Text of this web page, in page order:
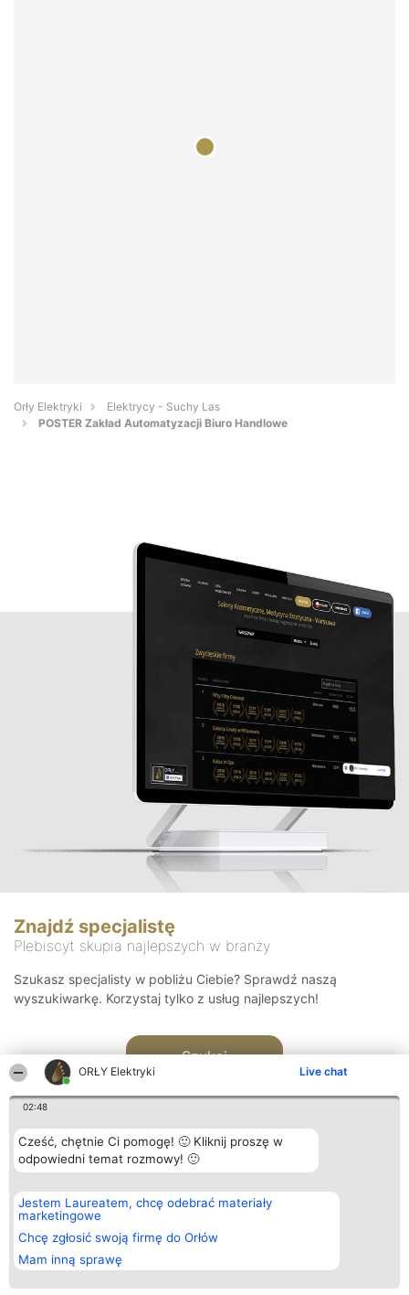
ORŁY Elektryki Live chat
02:48
Cześć, chętnie Ci pomogę! 🙂 Kliknij proszę w
odpowiedni temat rozmowy! 🙂
Jestem Laureatem, chcę odebrać materiały
marketingowe
Chcę zgłosić swoją firmę do Orłów
Mam inną sprawę
Orły Elektryki
Elektrycy - Suchy Las
POSTER Zakład Automatyzacji Biuro Handlowe
Znajdź specjalistę
Plebiscyt skupia najlepszych w branży
Szukasz specjalisty w pobliżu Ciebie? Sprawdź naszą
wyszukiwarkę. Korzystaj tylko z usług najlepszych!
Szukaj
Organizator plebiscytu
Bright Side Solutions sp. z o.
o. sp. k.
ul. Ruska 22
Wrocław 50-079
KRS 0000749100 | Regon
381313360 | NIP 8943132676
Plebiscyt
Laureaci
wszystkich
Laureatów
Regulamin
Kontakt
Kontakt